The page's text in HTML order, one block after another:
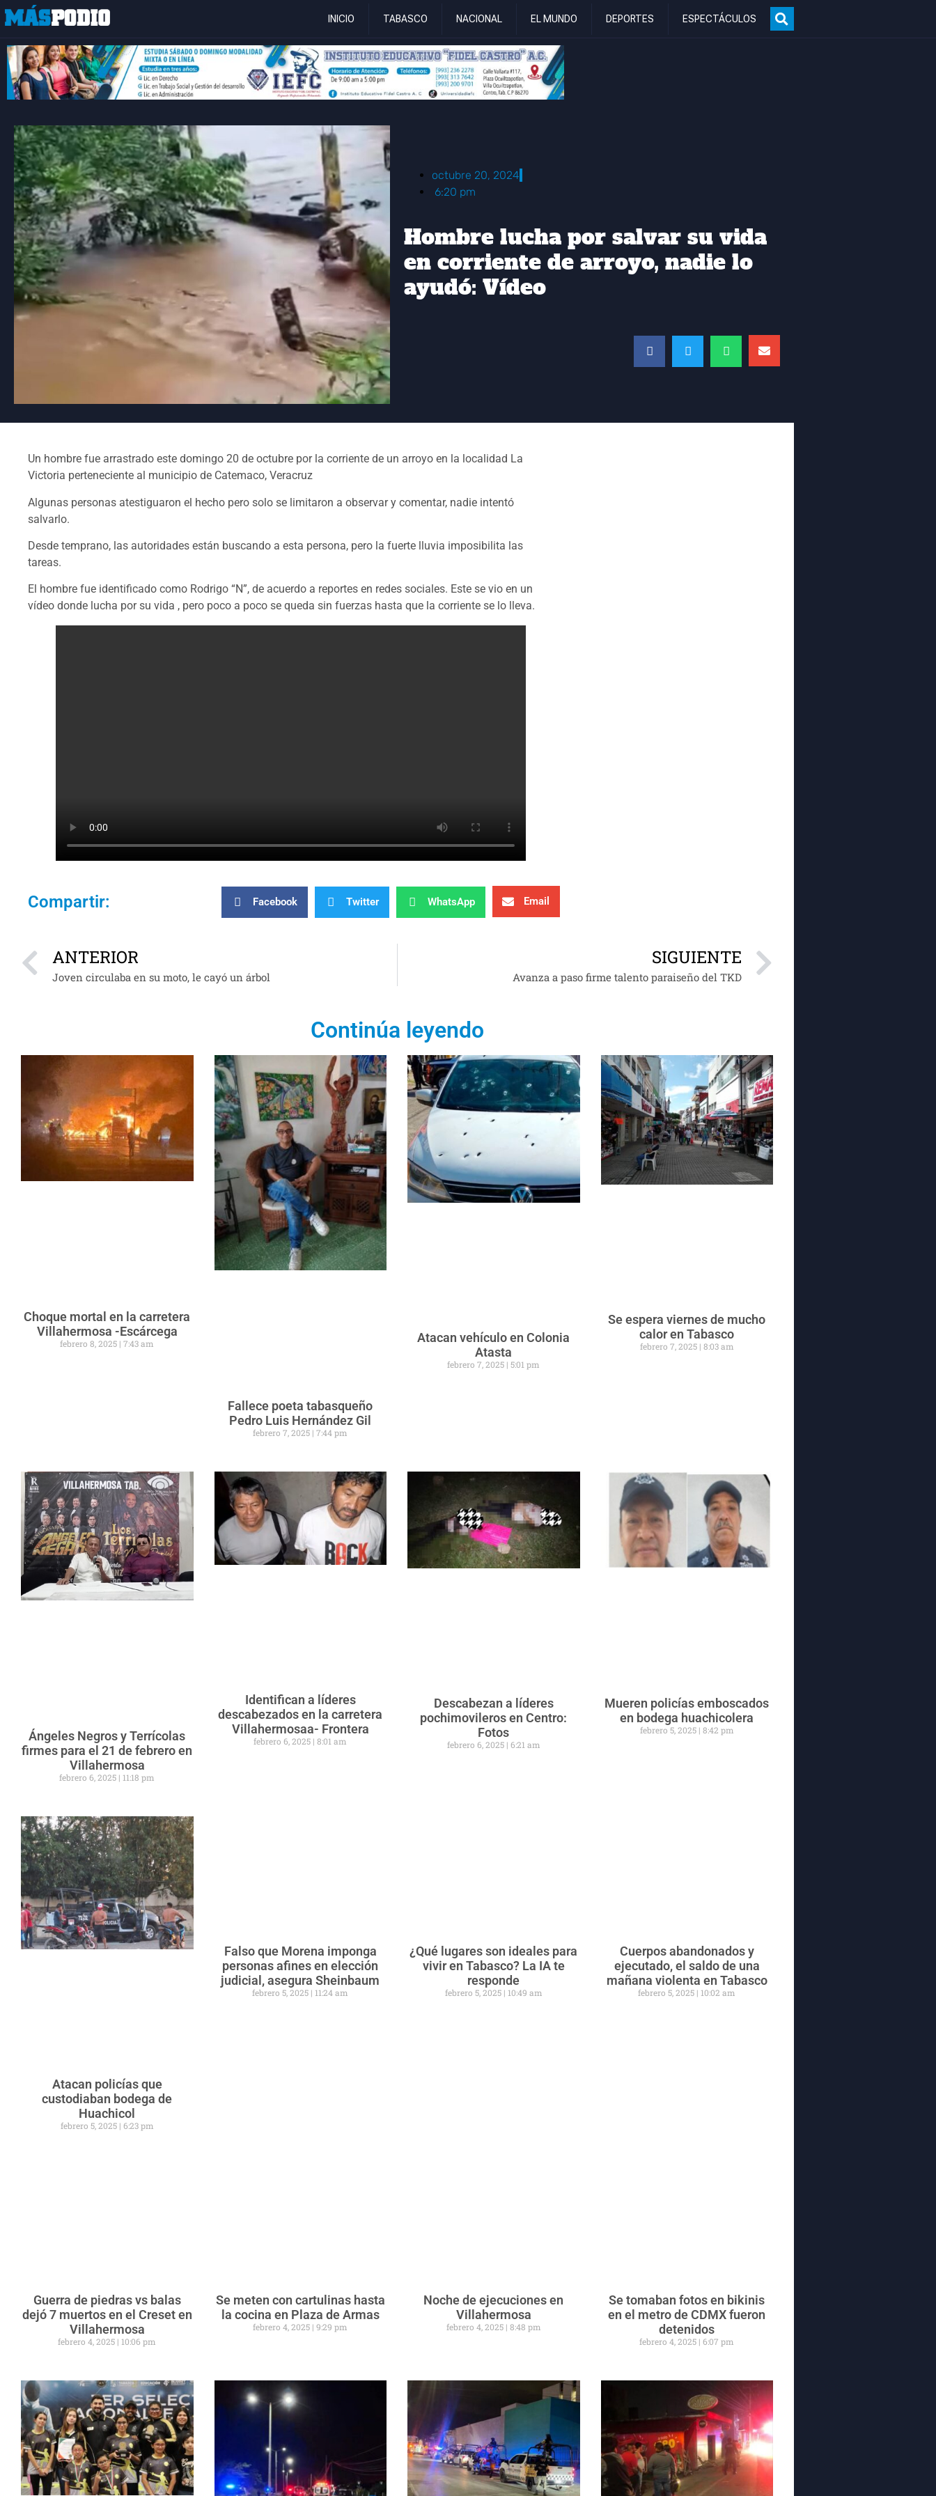
INICIO TABASCO NACIONAL EL MUNDO DEPORTES ESPECTÁCULOS
octubre 20, 2024
6:20 pm
Hombre lucha por salvar su vida
en corriente de arroyo, nadie lo
ayudó: Vídeo
Un hombre fue arrastrado este domingo 20 de octubre por la corriente de un arroyo en la localidad La
Victoria perteneciente al municipio de Catemaco, Veracruz
Algunas personas atestiguaron el hecho pero solo se limitaron a observar y comentar, nadie intentó
salvarlo.
Desde temprano, las autoridades están buscando a esta persona, pero la fuerte lluvia imposibilita las
tareas.
El hombre fue identificado como Rodrigo “N”, de acuerdo a reportes en redes sociales. Este se vio en un
vídeo donde lucha por su vida , pero poco a poco se queda sin fuerzas hasta que la corriente se lo lleva.
Compartir: Facebook Twitter WhatsApp Email
ANTERIOR
Joven circulaba en su moto, le cayó un árbol
SIGUIENTE
Avanza a paso firme talento paraiseño del TKD
Continúa leyendo
Choque mortal en la carretera
Villahermosa -Escárcega
febrero 8, 2025 7:43 am
Fallece poeta tabasqueño
Pedro Luis Hernández Gil
febrero 7, 2025 7:44 pm
Atacan vehículo en Colonia
Atasta
febrero 7, 2025 5:01 pm
Se espera viernes de mucho
calor en Tabasco
febrero 7, 2025 8:03 am
Ángeles Negros y Terrícolas
firmes para el 21 de febrero en
Villahermosa
febrero 6, 2025 11:18 pm
Identifican a líderes
descabezados en la carretera
Villahermosaa- Frontera
febrero 6, 2025 8:01 am
Descabezan a líderes
pochimovileros en Centro:
Fotos
febrero 6, 2025 6:21 am
Mueren policías emboscados
en bodega huachicolera
febrero 5, 2025 8:42 pm
Atacan policías que
custodiaban bodega de
Huachicol
febrero 5, 2025 6:23 pm
Falso que Morena imponga
personas afines en elección
judicial, asegura Sheinbaum
febrero 5, 2025 11:24 am
¿Qué lugares son ideales para
vivir en Tabasco? La IA te
responde
febrero 5, 2025 10:49 am
Cuerpos abandonados y
ejecutado, el saldo de una
mañana violenta en Tabasco
febrero 5, 2025 10:02 am
Guerra de piedras vs balas
dejó 7 muertos en el Creset en
Villahermosa
febrero 4, 2025 10:06 pm
Se meten con cartulinas hasta
la cocina en Plaza de Armas
febrero 4, 2025 9:29 pm
Noche de ejecuciones en
Villahermosa
febrero 4, 2025 8:48 pm
Se tomaban fotos en bikinis
en el metro de CDMX fueron
detenidos
febrero 4, 2025 6:07 pm